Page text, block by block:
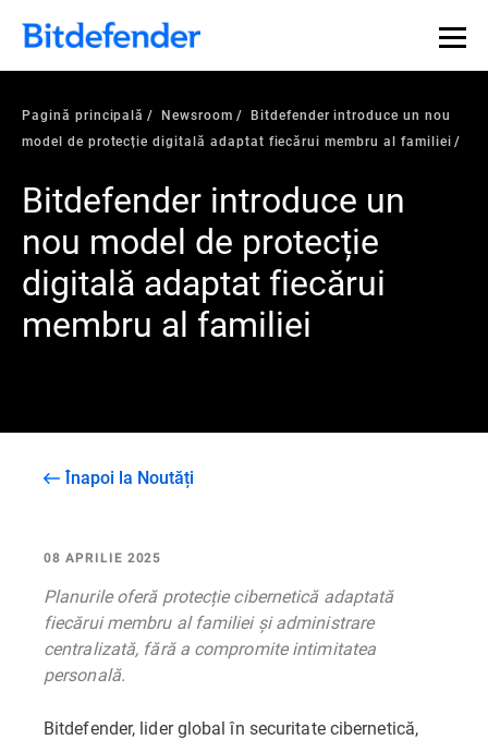
Pagină principală Newsroom
Bitdefender introduce un nou
model de protecție digitală adaptat fiecărui membru al familiei
Bitdefender introduce un
nou model de protecție
digitală adaptat fiecărui
membru al familiei
Înapoi la Noutăți
08 APRILIE 2025
Planurile oferă protecție cibernetică adaptată
fiecărui membru al familiei și administrare
centralizată, fără a compromite intimitatea
personală.
Bitdefender, lider global în securitate cibernetică,